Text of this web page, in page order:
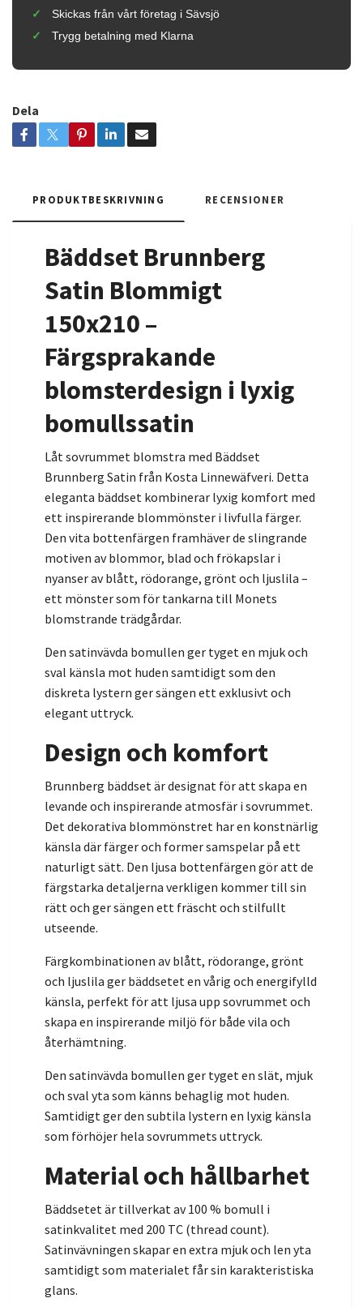
Skickas från vårt företag i Sävsjö
Trygg betalning med Klarna
Dela
PRODUKTBESKRIVNING RECENSIONER
Bäddset Brunnberg
Satin Blommigt
150x210 –
Färgsprakande
blomsterdesign i lyxig
bomullssatin
Låt sovrummet blomstra med Bäddset
Brunnberg Satin från Kosta Linnewäfveri. Detta
eleganta bäddset kombinerar lyxig komfort med
ett inspirerande blommönster i livfulla färger.
Den vita bottenfärgen framhäver de slingrande
motiven av blommor, blad och frökapslar i
nyanser av blått, rödorange, grönt och ljuslila –
ett mönster som för tankarna till Monets
blomstrande trädgårdar.
Den satinvävda bomullen ger tyget en mjuk och
sval känsla mot huden samtidigt som den
diskreta lystern ger sängen ett exklusivt och
elegant uttryck.
Design och komfort
Brunnberg bäddset är designat för att skapa en
levande och inspirerande atmosfär i sovrummet.
Det dekorativa blommönstret har en konstnärlig
känsla där färger och former samspelar på ett
naturligt sätt. Den ljusa bottenfärgen gör att de
färgstarka detaljerna verkligen kommer till sin
rätt och ger sängen ett fräscht och stilfullt
utseende.
Färgkombinationen av blått, rödorange, grönt
och ljuslila ger bäddsetet en vårig och energifylld
känsla, perfekt för att ljusa upp sovrummet och
skapa en inspirerande miljö för både vila och
återhämtning.
Den satinvävda bomullen ger tyget en slät, mjuk
och sval yta som känns behaglig mot huden.
Samtidigt ger den subtila lystern en lyxig känsla
som förhöjer hela sovrummets uttryck.
Material och hållbarhet
Bäddsetet är tillverkat av 100 % bomull i
satinkvalitet med 200 TC (thread count).
Satinvävningen skapar en extra mjuk och len yta
samtidigt som materialet får sin karakteristiska
glans.